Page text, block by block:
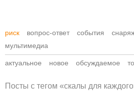
риск вопрос-ответ события
мультимедиа
актуальное новое обсуждаемое
Посты c тегом «скалы для